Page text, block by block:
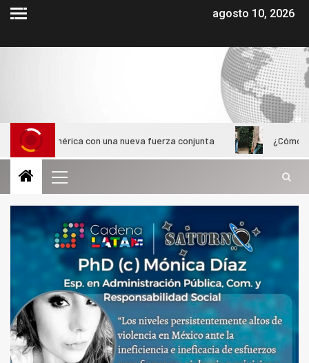
agosto 10, 2026
con una nueva fuerza conjunta ¿Cómo